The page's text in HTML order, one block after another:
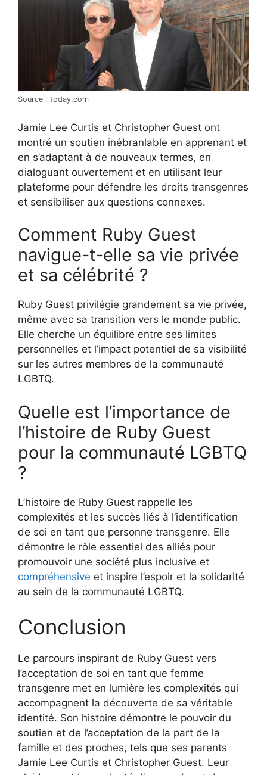
Source : today.com
Jamie Lee Curtis et Christopher Guest ont
montré un soutien inébranlable en apprenant et
en s’adaptant à de nouveaux termes, en
dialoguant ouvertement et en utilisant leur
plateforme pour défendre les droits transgenres
et sensibiliser aux questions connexes.
Comment Ruby Guest
navigue-t-elle sa vie privée
et sa célébrité ?
Ruby Guest privilégie grandement sa vie privée,
même avec sa transition vers le monde public.
Elle cherche un équilibre entre ses limites
personnelles et l’impact potentiel de sa visibilité
sur les autres membres de la communauté
LGBTQ.
Quelle est l’importance de
l’histoire de Ruby Guest
pour la communauté LGBTQ
?
L’histoire de Ruby Guest rappelle les
complexités et les succès liés à l’identification
de soi en tant que personne transgenre. Elle
démontre le rôle essentiel des alliés pour
promouvoir une société plus inclusive et
compréhensive et inspire l’espoir et la solidarité
au sein de la communauté LGBTQ.
Conclusion
Le parcours inspirant de Ruby Guest vers
l’acceptation de soi en tant que femme
transgenre met en lumière les complexités qui
accompagnent la découverte de sa véritable
identité. Son histoire démontre le pouvoir du
soutien et de l’acceptation de la part de la
famille et des proches, tels que ses parents
Jamie Lee Curtis et Christopher Guest. Leur